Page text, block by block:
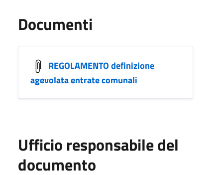
Documenti
REGOLAMENTO definizione
agevolata entrate comunali
Ufficio responsabile del
documento